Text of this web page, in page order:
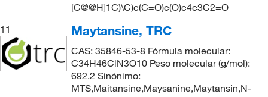
[C@@H]1C)\C)c(C=O)c(O)c4c3C2=O
11
Maytansine, TRC
CAS: 35846-53-8 Fórmula molecular:
C34H46ClN3O10 Peso molecular (g/mol):
692.2 Sinónimo:
MTS,Maitansine,Maysanine,Maytansin,N-